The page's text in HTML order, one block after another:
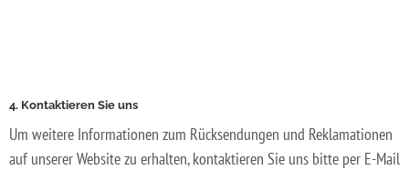
4. Kontaktieren Sie uns
Um weitere Informationen zum Rücksendungen und Reklamationen
auf unserer Website zu erhalten, kontaktieren Sie uns bitte per E-Mail